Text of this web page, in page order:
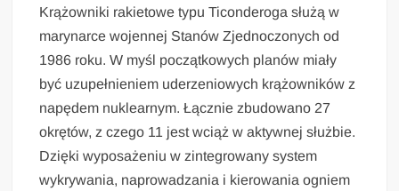
Krążowniki rakietowe typu Ticonderoga służą w
marynarce wojennej Stanów Zjednoczonych od
1986 roku. W myśl początkowych planów miały
być uzupełnieniem uderzeniowych krążowników z
napędem nuklearnym. Łącznie zbudowano 27
okrętów, z czego 11 jest wciąż w aktywnej służbie.
Dzięki wyposażeniu w zintegrowany system
wykrywania, naprowadzania i kierowania ogniem